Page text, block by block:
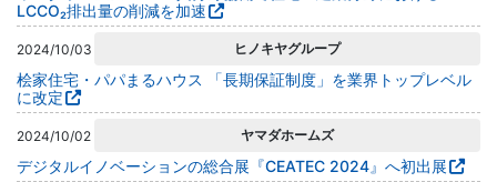
LCCO₂排出量の削減を加速
2024/10/03 ヒノキヤグループ
桧家住宅・パパまるハウス 「長期保証制度」を業界トップレベル
に改定
2024/10/02 ヤマダホームズ
デジタルイノベーションの総合展『CEATEC 2024』へ初出展